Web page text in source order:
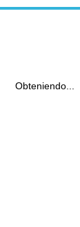
Obteniendo...